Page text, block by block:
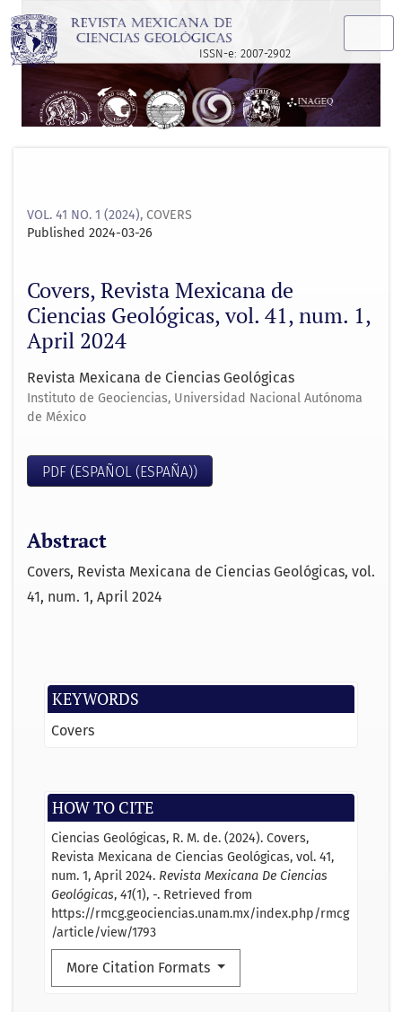
ISSN-e: 2007-2902
VOL. 41 NO. 1 (2024), COVERS
Covers, Revista Mexicana de
Ciencias Geológicas, vol. 41, num. 1,
April 2024
Published 2024-03-26
Revista Mexicana de Ciencias Geológicas
Instituto de Geociencias, Universidad Nacional Autónoma
de México
PDF (ESPAÑOL (ESPAÑA))
KEYWORDS
Covers
HOW TO CITE
Ciencias Geológicas, R. M. de. (2024). Covers,
Revista Mexicana de Ciencias Geológicas, vol. 41,
num. 1, April 2024. Revista Mexicana De Ciencias
Geológicas, 41(1), -. Retrieved from
https://rmcg.geociencias.unam.mx/index.php/rmcg
/article/view/1793
More Citation Formats
Abstract
Covers, Revista Mexicana de Ciencias Geológicas, vol.
41, num. 1, April 2024